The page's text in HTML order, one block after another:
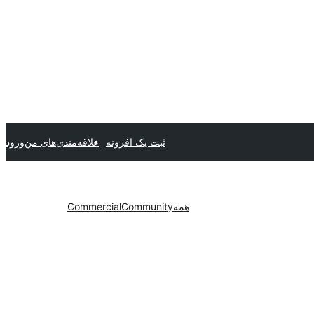
ثبت یک افزونه علاقه‌مندی‌های منورود
همهCommunity
Commercial